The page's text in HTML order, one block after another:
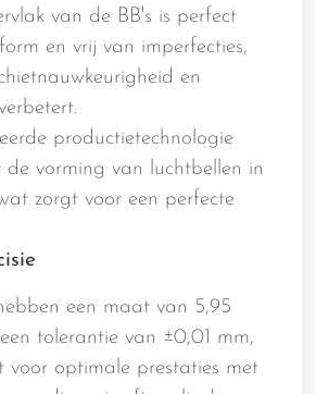
van de BB's is perfect
en vrij van imperfecties,
en
productietechnologie
de vorming van luchtbellen in
zorgt voor een perfecte
een maat van 5,95
tolerantie van ±0,01 mm,
voor optimale prestaties met